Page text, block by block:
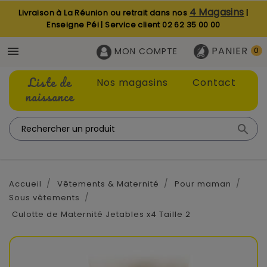
Livraison à La Réunion ou retrait dans nos 4 Magasins |
Enseigne Péi | Service client02 62 35 00 00
 PANIER 0
MON COMPTE
Liste de
naissance
Nos magasins Contact

Accueil Vêtements & Maternité
Pour maman
Sous vêtements
Culotte de Maternité Jetables x4 Taille 2